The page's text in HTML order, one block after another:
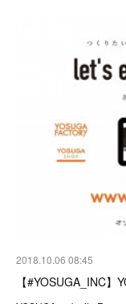
2018.10.06 08:45
【#YOSUGA_INC